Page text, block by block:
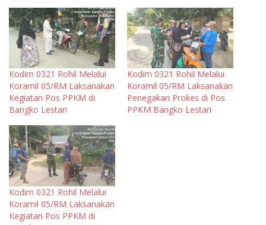
Kodim 0321 Rohil Melalui
Koramil 05/RM Laksanakan
Kegiatan Pos PPKM di
Bangko Lestari
Kodim 0321 Rohil Melalui
Koramil 05/RM Laksanakan
Penegakan Prokes di Pos
PPKM Bangko Lestari
Kodim 0321 Rohil Melalui
Koramil 05/RM Laksanakan
Kegiatan Pos PPKM di